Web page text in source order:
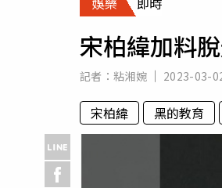
宋柏緯加料
記者： 粘湘婉 2023-03-
宋柏緯 黑的教育